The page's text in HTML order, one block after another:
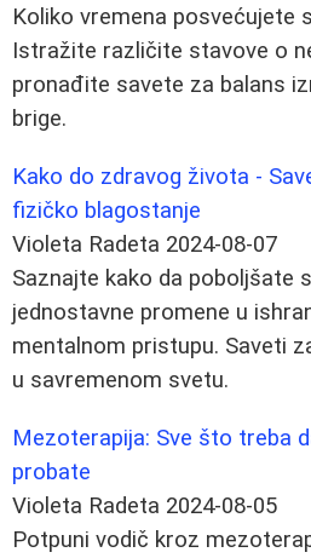
Koliko vremena posvećujete
Istražite različite stavove o
pronađite savete za balans
brige.
Kako do zdravog života -
fizičko blagostanje
Violeta Radeta 2024-08-07
Saznajte kako da poboljšate
jednostavne promene u
mentalnom pristupu. Saveti
u savremenom svetu.
Mezoterapija: Sve što treba
probate
Violeta Radeta 2024-08-05
Potpuni vodič kroz